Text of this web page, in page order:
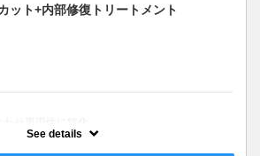
ット+内部修復トリートメント
ントで美髪体験
See details